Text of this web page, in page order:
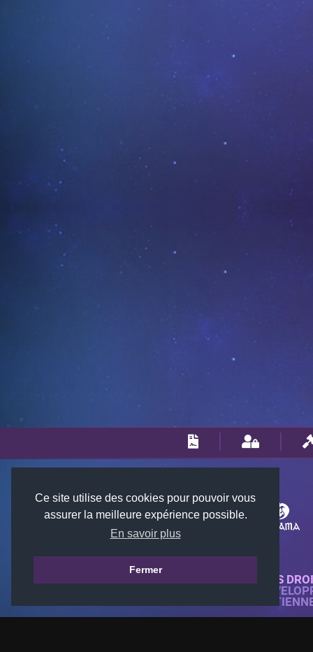
Ce site utilise des cookies pour pouvoir vous
assurer la meilleure expérience possible.
En savoir plus
Fermer
© 2018-2026 KTARENA. TOUS
SITE WEB ENTIÈREMENT
TOUTES LES IMAGES